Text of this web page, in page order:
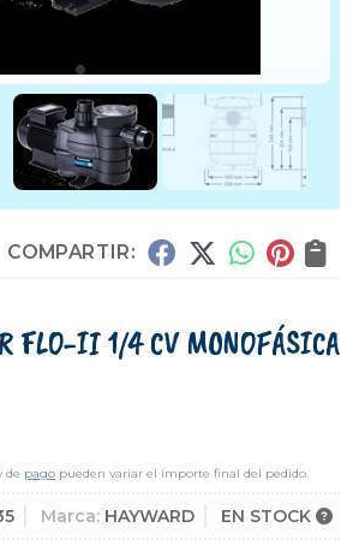
COMPARTIR:
FLO-II 1/4 CV MONOFÁSICA
de pago pueden variar el importe final del pedido.
Marca: HAYWARD EN STOCK